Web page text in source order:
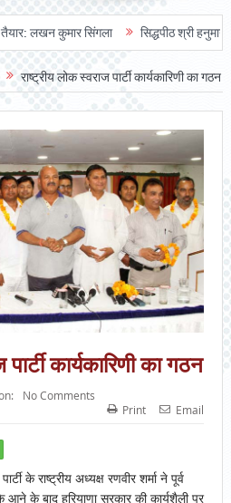
लखन कुमार सिंगला सिद्धपीठ श्री हनुमान मंदिर
राष्ट्रीय लोक स्वराज पार्टी कार्यकारिणी का गठन
कार्यकारिणी का गठन
No Comments
Print
Email
के राष्ट्रीय अध्यक्ष रणवीर शर्मा ने पूर्व
आने के बाद हरियाणा सरकार की कार्यशैली पर